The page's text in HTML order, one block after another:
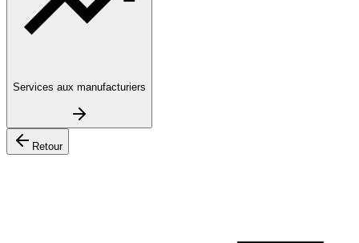
Services aux manufacturiers
Retour